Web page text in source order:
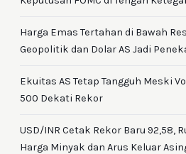
Harga Emas Tertahan di Bawah
Geopolitik dan Dolar AS Jadi
Ekuitas AS Tetap Tangguh Meski
500 Dekati Rekor
USD/INR Cetak Rekor Baru 92,58,
Harga Minyak dan Arus Keluar